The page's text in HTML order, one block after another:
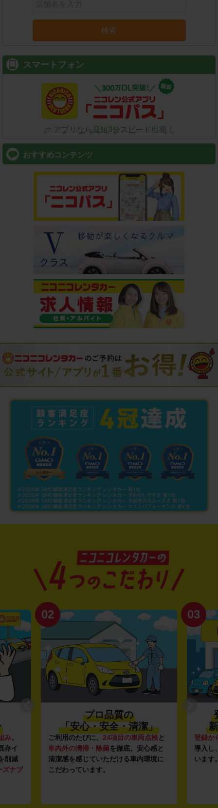
検索
スマートフォン
⇒ アプリなら最短3分スピード出発！
おすすめコンテンツ
み。
存イ
削減
ズナブ
02
プロ品質の
「安心・安全・清潔」
ご利用のたびに、 24項目の車両点検と
車内外の清掃・除菌を徹底。安心感と
清潔感を感じていただける車内環境に
こだわっています。
03
登録か
導入し
います